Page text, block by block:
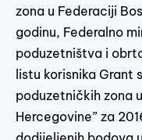
zona u Federaciji
godinu, Federalno
poduzetništva i
listu korisnika Grant
poduzetničkih zona
Hercegovine” za